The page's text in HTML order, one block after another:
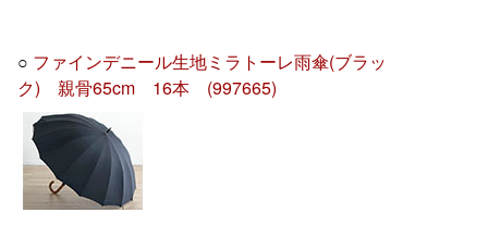
○ ファインデニール生地ミラトーレ雨傘(ブラッ
ク) 親骨65cm 16本 (997665)